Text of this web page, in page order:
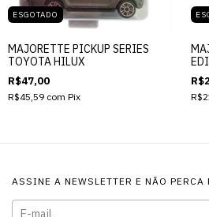
ESGOTADO
MAJORETTE PICKUP SERIES
TOYOTA HILUX
R$47,00
R$45,59 com Pix
ASSINE A NEWSLETTER E NÃO PERCA